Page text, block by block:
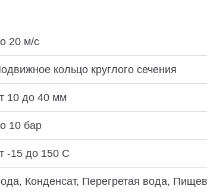
20 м/с
кольцо круглого сечения
10 до 40 мм
10 бар
-15 до 150 C
Конденсат, Перегретая вода,